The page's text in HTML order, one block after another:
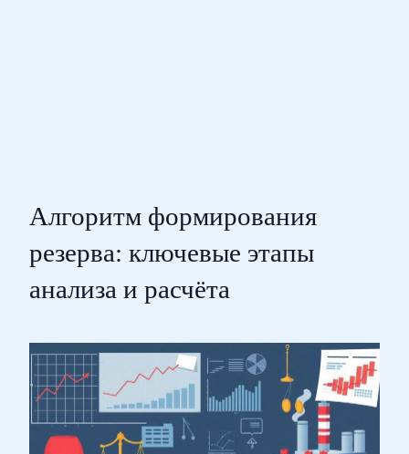
Алгоритм формирования
резерва: ключевые этапы
анализа и расчёта